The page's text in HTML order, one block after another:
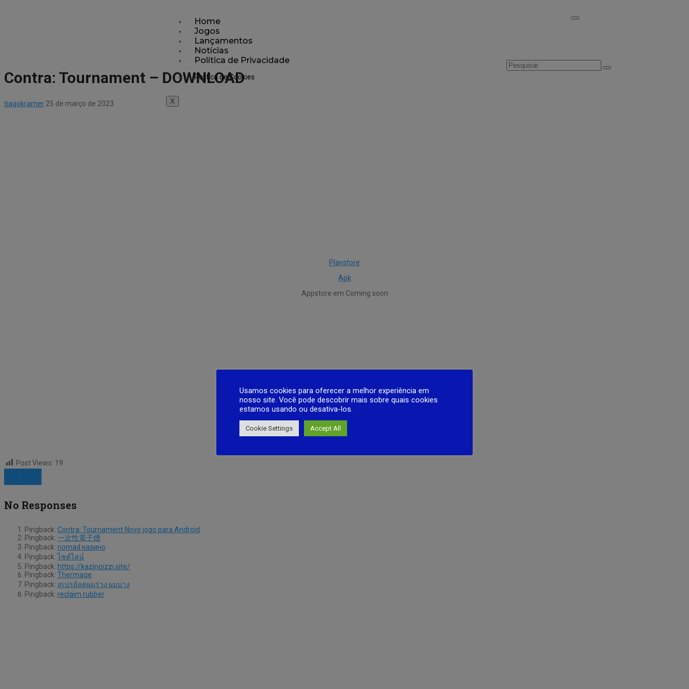
Home
Jogos
Lançamentos
Notícias
Política de Privacidade
Politíca de Cookies
X
Contra: Tournament – DOWNLOAD
tiagokramer 25 de março de 2023
Playstore
Apk
Appstore em Coming soon
Post Views: 19
No Responses
Pingback: Contra: Tournament Novo jogo para Android
Pingback: 一次性電子煙
Pingback: nomad казино
Pingback:ไซด์ไลน์
Pingback: https://kazinoizzi.site/
Pingback: Thermage
Pingback: สเปรย์ลดผมร่วง ผมบาง
Pingback: reclaim rubber
Usamos cookies para oferecer a melhor experiência em
nosso site. Você pode descobrir mais sobre quais cookies
estamos usando ou desativa-los.
Cookie Settings Accept All